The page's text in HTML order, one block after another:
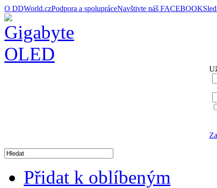
O DDWorld.czPodpora a spolupráceNavštivte náš FACEBOOK
Přidat k oblíbeným